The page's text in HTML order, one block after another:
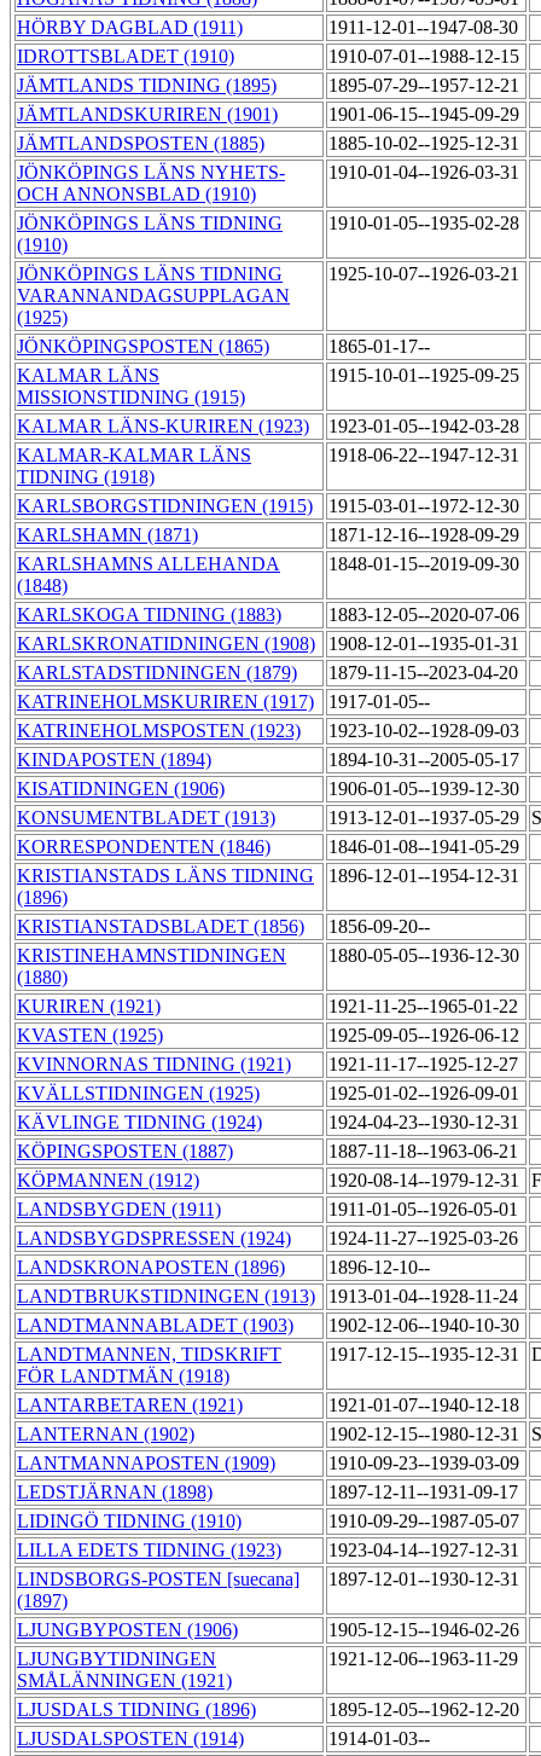
HÖRBY DAGBLAD (1911)
1911-12-01--1947-08-30
IDROTTSBLADET (1910)
1910-07-01--1988-12-15
JÄMTLANDS TIDNING (1895)
1895-07-29--1957-12-21
JÄMTLANDSKURIREN (1901)
1901-06-15--1945-09-29
JÄMTLANDSPOSTEN (1885)
1885-10-02--1925-12-31
JÖNKÖPINGS LÄNS NYHETS-
OCH ANNONSBLAD (1910)
1910-01-04--1926-03-31
JÖNKÖPINGS LÄNS TIDNING
(1910)
1910-01-05--1935-02-28
JÖNKÖPINGS LÄNS TIDNING
VARANNANDAGSUPPLAGAN
(1925)
1925-10-07--1926-03-21
JÖNKÖPINGSPOSTEN (1865)
1865-01-17--
KALMAR LÄNS
MISSIONSTIDNING (1915)
1915-10-01--1925-09-25
KALMAR LÄNS-KURIREN (1923)
1923-01-05--1942-03-28
KALMAR-KALMAR LÄNS
TIDNING (1918)
1918-06-22--1947-12-31
KARLSBORGSTIDNINGEN (1915)
1915-03-01--1972-12-30
KARLSHAMN (1871)
1871-12-16--1928-09-29
KARLSHAMNS ALLEHANDA
(1848)
1848-01-15--2019-09-30
KARLSKOGA TIDNING (1883)
1883-12-05--2020-07-06
KARLSKRONATIDNINGEN (1908)
1908-12-01--1935-01-31
KARLSTADSTIDNINGEN (1879)
1879-11-15--2023-04-20
KATRINEHOLMSKURIREN (1917)
1917-01-05--
KATRINEHOLMSPOSTEN (1923)
1923-10-02--1928-09-03
KINDAPOSTEN (1894)
1894-10-31--2005-05-17
KISATIDNINGEN (1906)
1906-01-05--1939-12-30
KONSUMENTBLADET (1913)
1913-12-01--1937-05-29
KORRESPONDENTEN (1846)
1846-01-08--1941-05-29
KRISTIANSTADS LÄNS TIDNING
(1896)
1896-12-01--1954-12-31
KRISTIANSTADSBLADET (1856)
1856-09-20--
KRISTINEHAMNSTIDNINGEN
(1880)
1880-05-05--1936-12-30
KURIREN (1921)
1921-11-25--1965-01-22
KVASTEN (1925)
1925-09-05--1926-06-12
KVINNORNAS TIDNING (1921)
1921-11-17--1925-12-27
KVÄLLSTIDNINGEN (1925)
1925-01-02--1926-09-01
KÄVLINGE TIDNING (1924)
1924-04-23--1930-12-31
KÖPINGSPOSTEN (1887)
1887-11-18--1963-06-21
KÖPMANNEN (1912)
1920-08-14--1979-12-31
LANDSBYGDEN (1911)
1911-01-05--1926-05-01
LANDSBYGDSPRESSEN (1924)
1924-11-27--1925-03-26
LANDSKRONAPOSTEN (1896)
1896-12-10--
LANDTBRUKSTIDNINGEN (1913)
1913-01-04--1928-11-24
LANDTMANNABLADET (1903)
1902-12-06--1940-10-30
LANDTMANNEN, TIDSKRIFT
FÖR LANDTMÄN (1918)
1917-12-15--1935-12-31
LANTARBETAREN (1921)
1921-01-07--1940-12-18
LANTERNAN (1902)
1902-12-15--1980-12-31
LANTMANNAPOSTEN (1909)
1910-09-23--1939-03-09
LEDSTJÄRNAN (1898)
1897-12-11--1931-09-17
LIDINGÖ TIDNING (1910)
1910-09-29--1987-05-07
LILLA EDETS TIDNING (1923)
1923-04-14--1927-12-31
LINDSBORGS-POSTEN [suecana]
(1897)
1897-12-01--1930-12-31
LJUNGBYPOSTEN (1906)
1905-12-15--1946-02-26
LJUNGBYTIDNINGEN
SMÅLÄNNINGEN (1921)
1921-12-06--1963-11-29
LJUSDALS TIDNING (1896)
1895-12-05--1962-12-20
LJUSDALSPOSTEN (1914)
1914-01-03--